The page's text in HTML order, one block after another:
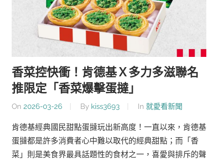
香菜控快衝！肯德基Ｘ多力多滋聯名
推限定「香菜爆擊蛋撻」
On 2026-03-26 By kiss3693 In 就愛看新聞
肯德基經典國民甜點蛋撻玩出新高度！一直以來，肯德基
蛋撻都是許多消費者心中難以取代的經典甜點；而「香
菜」則是美食界最具話題性的食材之一，喜愛與排斥的聲